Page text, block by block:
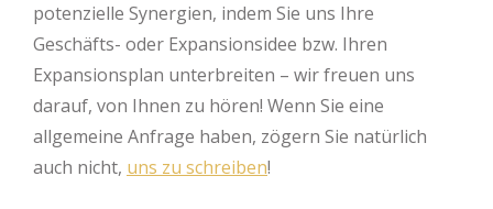
potenzielle Synergien, indem Sie uns Ihre
Geschäfts- oder Expansionsidee bzw. Ihren
Expansionsplan unterbreiten – wir freuen uns
darauf, von Ihnen zu hören! Wenn Sie eine
allgemeine Anfrage haben, zögern Sie natürlich
auch nicht, uns zu schreiben!